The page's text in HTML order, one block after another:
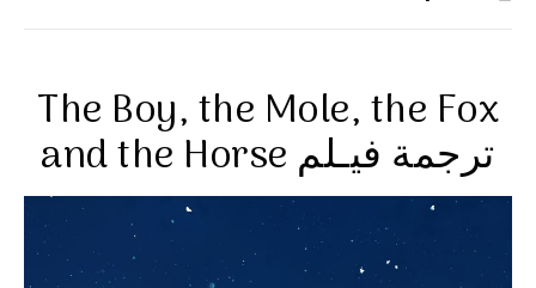
The Boy, the Mole, the Fox
and the Horse ترجمة فيـلم